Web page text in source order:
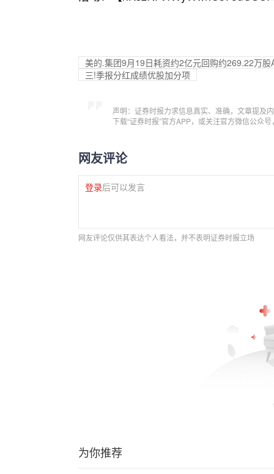
美的.集团9月19日耗资约2亿元回购约269.22万股
三!季报分红成绩优股加分项
声明：证券时报力求信息真实、准确，文章提及
下载“证券时报”官方APP，或关注官方微信公众
网友评论
登录后可以发言
网友评论仅供其表达个人看法，并不表明证券时报立场
为你推荐